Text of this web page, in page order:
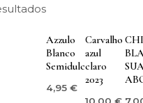
Azzulo
Blanco
Semidulce
4,95€
Carvalho
azul
claro
2023